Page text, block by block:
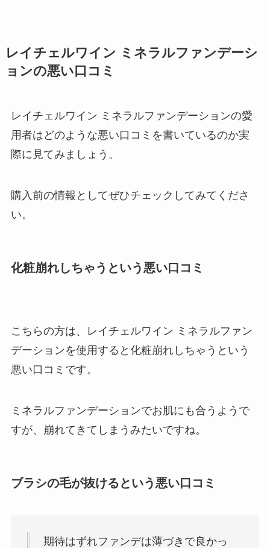
レイチェルワイン ミネラルファンデーシ
ョンの悪い口コミ
レイチェルワイン ミネラルファンデーションの愛
用者はどのような悪い口コミを書いているのか実
際に見てみましょう。
購入前の情報としてぜひチェックしてみてくださ
い。
化粧崩れしちゃうという悪い口コミ
こちらの方は、レイチェルワイン ミネラルファン
デーションを使用すると化粧崩れしちゃうという
悪い口コミです。
ミネラルファンデーションでお肌にも合うようで
すが、崩れてきてしまうみたいですね。
ブラシの毛が抜けるという悪い口コミ
期待はずれファンデは薄づきで良かっ